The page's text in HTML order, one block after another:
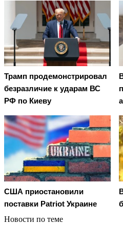
Трамп продемонстрировал
безразличие к ударам ВС
РФ по Киеву
США приостановили
поставки Patriot Украине
Новости по теме